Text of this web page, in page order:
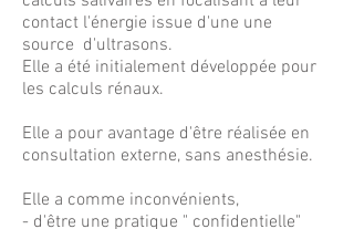
contact l'énergie issue d'une une
source d'ultrasons.
Elle a été initialement développée pour
les calculs rénaux.
Elle a pour avantage d'être réalisée en
consultation externe, sans anesthésie.
Elle a comme inconvénients,
- d'être une pratique " confidentielle"